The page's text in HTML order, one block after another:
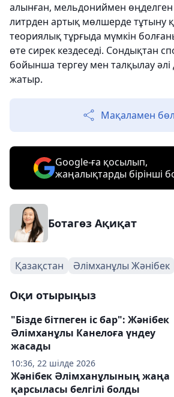
алынған, мельдониймен өңделген
литрден артық мөлшерде тұтыну
теориялық тұрғыда мүмкін
өте сирек кездеседі. Сондықтан
бойынша тергеу мен талқылау әлі
жатыр.
Мақаламен
Google-ға қосылып,
жаңалықтарды бірінші
Ботагөз Ақиқат
Қазақстан Әлімханұлы Жәнібек
Оқи отырыңыз
10:36, 22 шілде 2026
"Бізде бітпеген іс бар": Жәнібек
Әлімханұлы Канелоға үндеу
жасады
Жәнібек Әлімханұлының жаңа
қарсыласы белгілі болды